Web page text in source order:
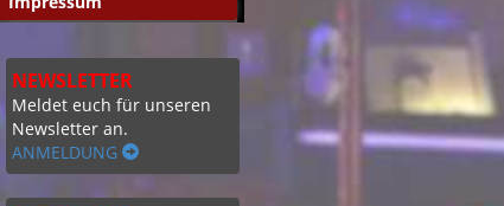
NEWSLETTER
Meldet euch für unseren
Newsletter an.
ANMELDUNG